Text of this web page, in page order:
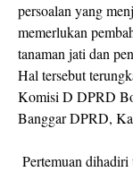
persoalan yang
memerlukan
tanaman jati dan
Hal tersebut
Komisi D DPRD
Banggar DPRD,
Pertemuan dihadiri